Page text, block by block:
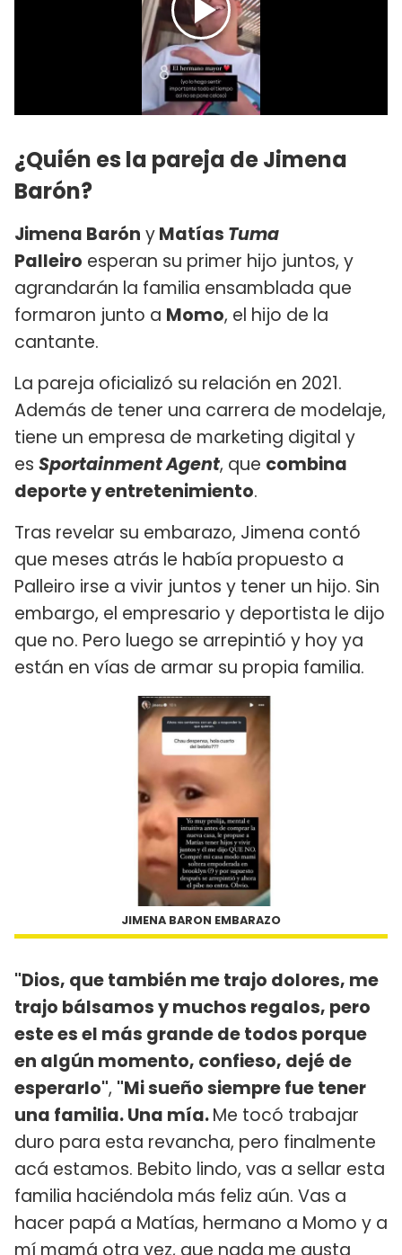
¿Quién es la pareja de Jimena
Barón?
Jimena Barón yMatías Tuma
Palleiro esperan su primer hijo juntos, y
agrandarán la familia ensamblada que
formaron junto a Momo, el hijo de la
cantante.
La pareja oficializó su relación en 2021.
Además de tener una carrera de modelaje,
tiene un empresa de marketing digital y
es Sportainment Agent, que combina
deporte y entretenimiento.
Tras revelar su embarazo, Jimena contó
que meses atrás le había propuesto a
Palleiro irse a vivir juntos y tener un hijo. Sin
embargo, el empresario y deportista le dijo
que no. Pero luego se arrepintió y hoy ya
están en vías de armar su propia familia.
JIMENA BARON EMBARAZO
"Dios, que también me trajo dolores, me
trajo bálsamos y muchos regalos, pero
este es el más grande de todos porque
en algún momento, confieso, dejé de
esperarlo", "Mi sueño siempre fue tener
una familia. Una mía.Me tocó trabajar
duro para esta revancha, pero finalmente
acá estamos. Bebito lindo, vas a sellar esta
familia haciéndola más feliz aún. Vas a
hacer papá a Matías, hermano a Momo y a
mí mamá otra vez, que nada me gusta